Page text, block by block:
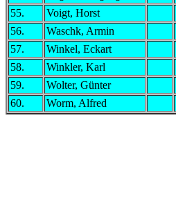
55.
Voigt, Horst
56.
Waschk, Armin
57.
Winkel, Eckart
58.
Winkler, Karl
59.
Wolter, Günter
60.
Worm, Alfred